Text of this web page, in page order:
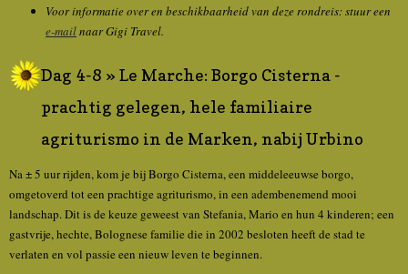
Voor informatie over en beschikbaarheid van deze rondreis: stuur een
e-mailnaar Gigi Travel.
Dag 4-8 » Le Marche: Borgo Cisterna -
prachtig gelegen, hele familiaire
agriturismo in de Marken, nabij Urbino
Na ± 5 uur rijden, kom je bij Borgo Cisterna, een middeleeuwse borgo,
omgetoverd tot een prachtige agriturismo, in een adembenemend mooi
landschap. Dit is de keuze geweest van Stefania, Mario en hun 4 kinderen; een
gastvrije, hechte, Bolognese familie die in 2002 besloten heeft de stad te
verlaten en vol passie een nieuw leven te beginnen.